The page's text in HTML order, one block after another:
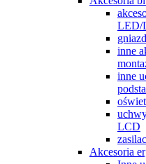
LED/
inne
inne
LCD
Akcesoria